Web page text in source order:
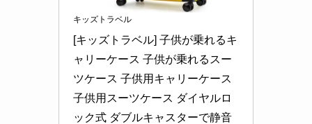
キッズトラベル
[キッズトラベル] 子供が乗れるキ
ャリーケース 子供が乗れるスー
ツケース 子供用キャリーケース
子供用スーツケース ダイヤルロ
ック式 ダブルキャスターで静音